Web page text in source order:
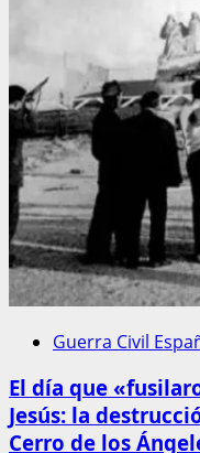
Guerra Civil
El día que
Jesús: la
Cerro de los